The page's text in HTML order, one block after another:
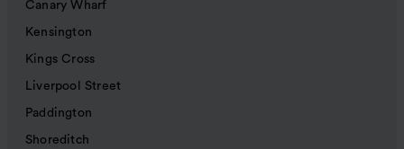
Canary Wharf
Kensington
Kings Cross
Liverpool Street
Paddington
Shoreditch